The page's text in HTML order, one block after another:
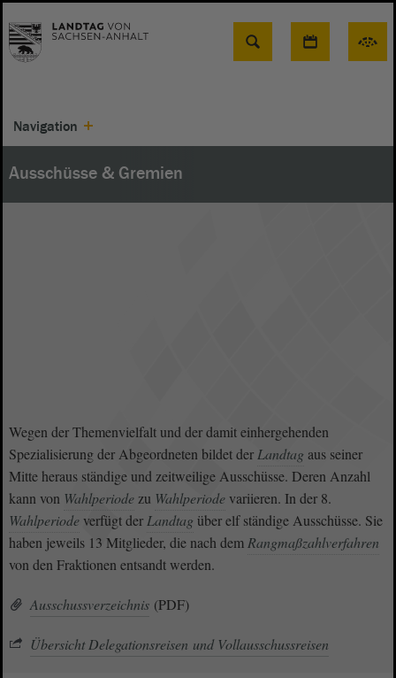
Suche
Navigation
Ausschüsse & Gremien
Wegen der Themenvielfalt und der damit einhergehenden
Spezialisierung der Abgeordneten bildet der Landtag aus seiner
Mitte heraus ständige und zeitweilige Ausschüsse. Deren Anzahl
kann von Wahlperiode zu Wahlperiode variieren. In der 8.
Wahlperiodeverfügt der Landtag über elf ständige Ausschüsse. Sie
haben jeweils 13 Mitglieder, die nach dem Rangmaßzahlverfahren
von den Fraktionen entsandt werden.
Ausschussverzeichnis (PDF)
Übersicht Delegationsreisen und Vollausschussreisen